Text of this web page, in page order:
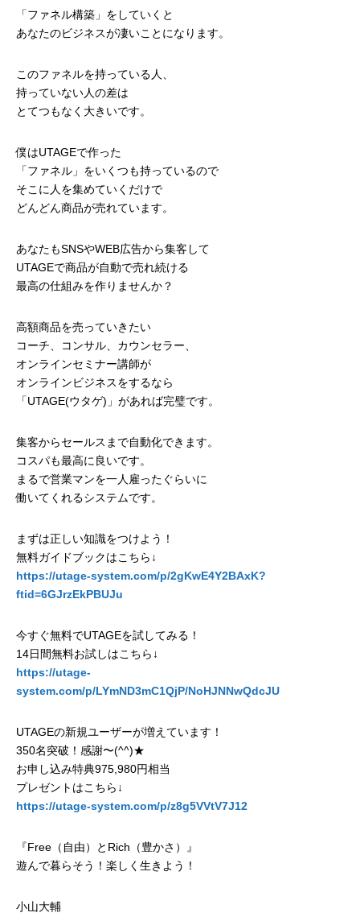
「ファネル構築」をしていくと
あなたのビジネスが凄いことになります。
このファネルを持っている人、
持っていない人の差は
とてつもなく大きいです。
僕はUTAGEで作った
「ファネル」をいくつも持っているので
そこに人を集めていくだけで
どんどん商品が売れています。
あなたもSNSやWEB広告から集客して
UTAGEで商品が自動で売れ続ける
最高の仕組みを作りませんか？
高額商品を売っていきたい
コーチ、コンサル、カウンセラー、
オンラインセミナー講師が
オンラインビジネスをするなら
「UTAGE(ウタゲ)」があれば完璧です。
集客からセールスまで自動化できます。
コスパも最高に良いです。
まるで営業マンを一人雇ったぐらいに
働いてくれるシステムです。
まずは正しい知識をつけよう！
無料ガイドブックはこちら↓
https://utage-system.com/p/2gKwE4Y2BAxK?
ftid=6GJrzEkPBUJu
今すぐ無料でUTAGEを試してみる！
14日間無料お試しはこちら↓
https://utage-
system.com/p/LYmND3mC1QjP/NoHJNNwQdcJU
UTAGEの新規ユーザーが増えています！
350名突破！感謝〜(^^)★
お申し込み特典975,980円相当
プレゼントはこちら↓
https://utage-system.com/p/z8g5VVtV7J12
『Free（自由）とRich（豊かさ）』
遊んで暮らそう！楽しく生きよう！
小山大輔